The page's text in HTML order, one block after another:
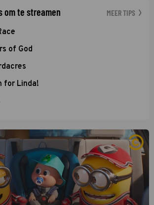
om te streamen MEER TIPS
of God
for Linda!